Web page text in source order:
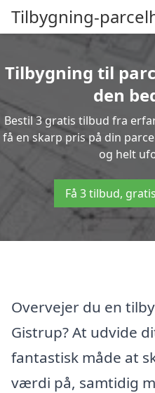
Tilbygning-
Tilbygning til
den
Bestil 3 gratis tilbud fra
få en skarp pris på din
og helt
Få 3 tilbud,
Overvejer du en
Gistrup? At udvide
fantastisk måde at
værdi på, samtidig